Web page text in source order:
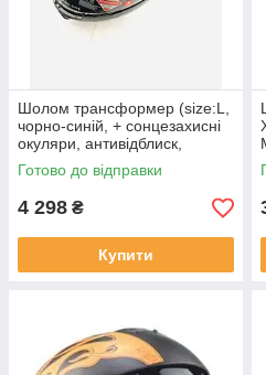
Шолом трансформер (size:L,
чорно-синій, + сонцезахисні
окуляри, антивідблиск,
посилений) LS-2, MC-T-
2243166
Готово до відправки
4 298 ₴
Купити